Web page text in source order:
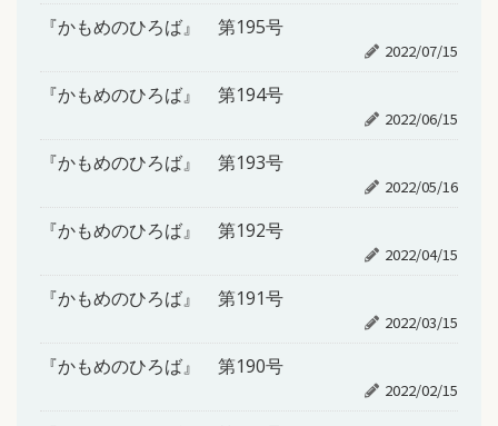
『かもめのひろば』 第195号
2022/07/15
『かもめのひろば』 第194号
2022/06/15
『かもめのひろば』 第193号
2022/05/16
『かもめのひろば』 第192号
2022/04/15
『かもめのひろば』 第191号
2022/03/15
『かもめのひろば』 第190号
2022/02/15